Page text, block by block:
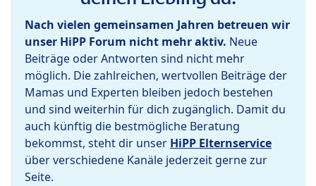
Nach vielen gemeinsamen Jahren betreuen wir
unser HiPP Forum nicht mehr aktiv. Neue
Beiträge oder Antworten sind nicht mehr
möglich. Die zahlreichen, wertvollen Beiträge der
Mamas und Experten bleiben jedoch bestehen
und sind weiterhin für dich zugänglich. Damit du
auch künftig die bestmögliche Beratung
bekommst, steht dir unser HiPP Elternservice
über verschiedene Kanäle jederzeit gerne zur
Seite.